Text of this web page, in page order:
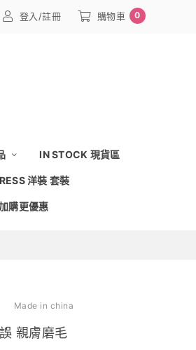
登入/註冊 購物車 0
IN STOCK 現貨區
洋裝 套裝
購更優惠
Made in china
親膚磨毛